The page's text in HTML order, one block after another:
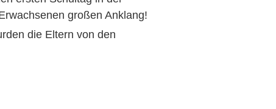
großen Anklang!
die Eltern von den